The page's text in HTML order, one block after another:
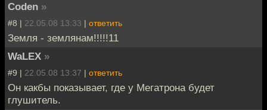
Coden »
#8 | 22.05.08 13:33 | ответить
Земля - землянам!!!!!11
WaLEX »
#9 | 22.05.08 13:37 | ответить
Он какбы показывает, где у Мегатрона будет
глушитель.